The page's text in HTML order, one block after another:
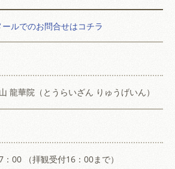
ルでのお問合せはコチラ
龍華院（とうらいざん りゅうげいん）
00 （拝観受付16：00まで）